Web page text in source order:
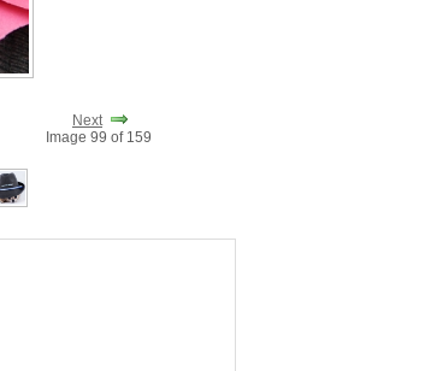
Next
Image 99 of 159